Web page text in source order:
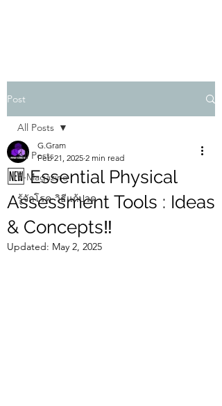
Post
All Posts
E-Magazine
รู้จักโรค-วิธีแก้ปวด
All Posts
🆕 Essential Physical
Assessment Tools : Ideas
& Concepts‼️
G.Gram
Feb 21, 2025 2 min read
Updated: May 2, 2025